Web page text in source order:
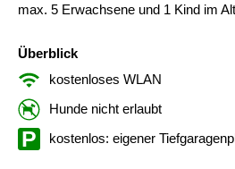
max. 5 Erwachsene und 1 Kind im
Überblick
kostenloses WLAN
Hunde nicht erlaubt
kostenlos: eigener